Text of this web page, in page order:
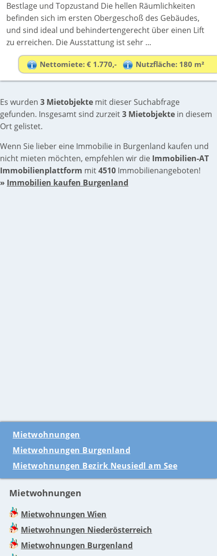
Bestlage und Topzustand Die hellen Räumlichkeiten
befinden sich im ersten Obergeschoß des Gebäudes,
und sind ideal und behindertengerecht über einen Lift
zu erreichen. Die Ausstattung ist sehr ...
Nettomiete: € 1.770,- Nutzfläche: 180 m²
Es wurden 3 Mietobjekte mit dieser Suchabfrage
gefunden. Insgesamt sind zurzeit3 Mietobjekte in diesem
Ort gelistet.
Wenn Sie lieber eine Immobilie in Burgenland kaufen und
nicht mieten möchten, empfehlen wir die Immobilien-AT
Immobilienplattform mit4510 Immobilienangeboten!
» Immobilien kaufen Burgenland
Mietwohnungen
Mietwohnungen Burgenland
Mietwohnungen Bezirk Neusiedl am See
Mietwohnungen
Mietwohnungen Wien
Mietwohnungen Niederösterreich
Mietwohnungen Burgenland